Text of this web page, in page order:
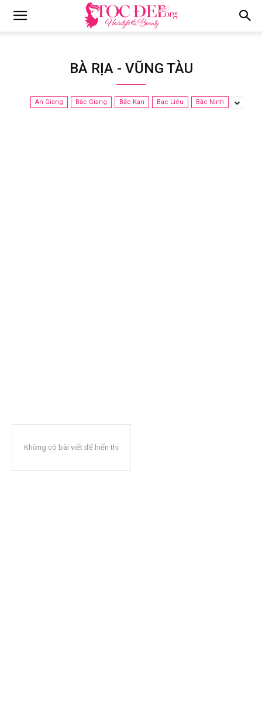
BÀ RỊA - VŨNG TÀU
An Giang Bắc Giang Bắc Kạn Bạc Liêu Bắc Ninh
Không có bài viết để hiển thị